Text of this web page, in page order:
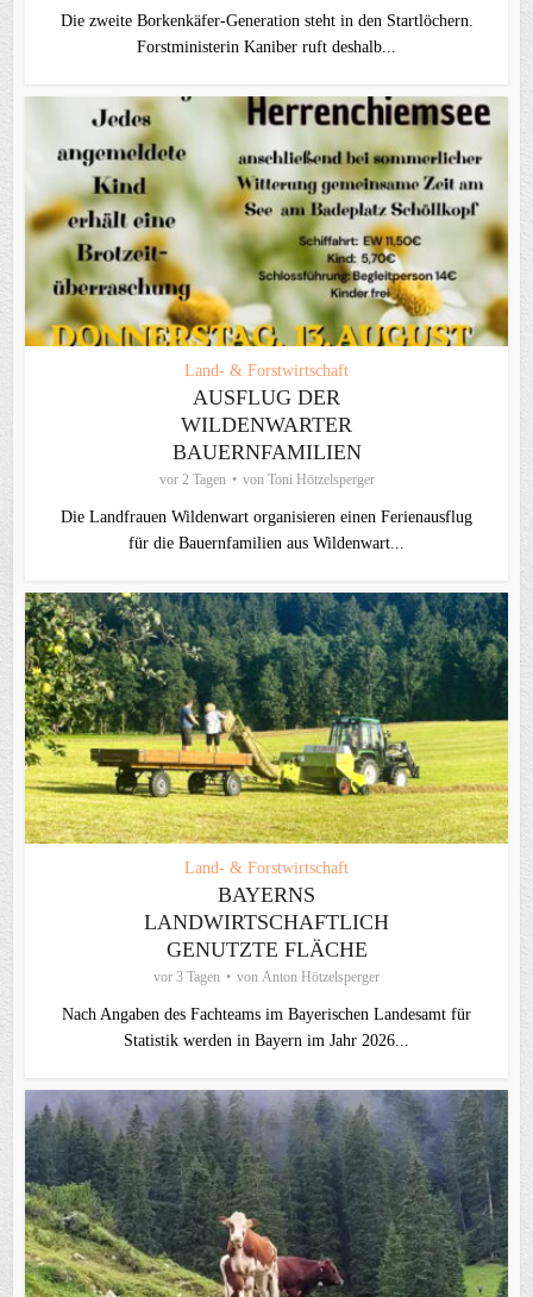
Die zweite Borkenkäfer-Generation steht in den Startlöchern.
Forstministerin Kaniber ruft deshalb...
Land- & Forstwirtschaft
AUSFLUG DER
WILDENWARTER
BAUERNFAMILIEN
vor 2 Tagen von Toni Hötzelsperger
Die Landfrauen Wildenwart organisieren einen Ferienausflug
für die Bauernfamilien aus Wildenwart...
Land- & Forstwirtschaft
BAYERNS
LANDWIRTSCHAFTLICH
GENUTZTE FLÄCHE
vor 3 Tagen von Anton Hötzelsperger
Nach Angaben des Fachteams im Bayerischen Landesamt für
Statistik werden in Bayern im Jahr 2026...